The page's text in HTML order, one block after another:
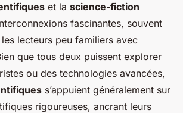
et la science-fiction
fascinantes, souvent
lecteurs peu familiers avec
que tous deux puissent explorer
ou des technologies avancées,
s’appuient généralement sur
rigoureuses, ancrant leurs